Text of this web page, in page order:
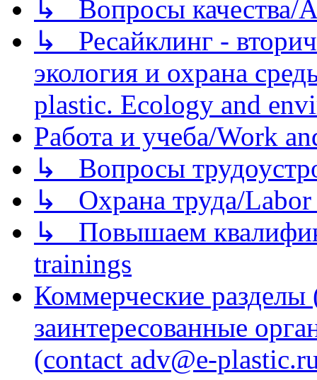
↳ Вопросы качества/
↳ Ресайклинг -
экология и охрана
plastic. Ecology and
Работа и учеба/Work
↳ Вопросы
↳ Охрана труда/Labor
↳ Повышаем
trainings
Коммерческие
заинтересованные
(contact adv@e-